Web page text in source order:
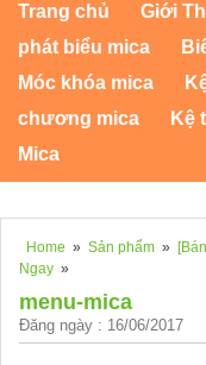
Trang chủ Giới
phát biểu mica
Móc khóa mica
chương mica
Kệ
Mica
Home » Sản phẩm »
Ngay »
menu-mica
Đăng ngày : 16/06/2017